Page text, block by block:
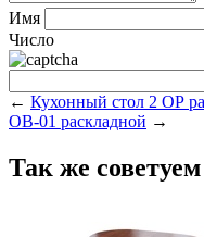
Имя
Число
← Кухонный стол 2 ОР
ОВ-01 раскладной →
Так же